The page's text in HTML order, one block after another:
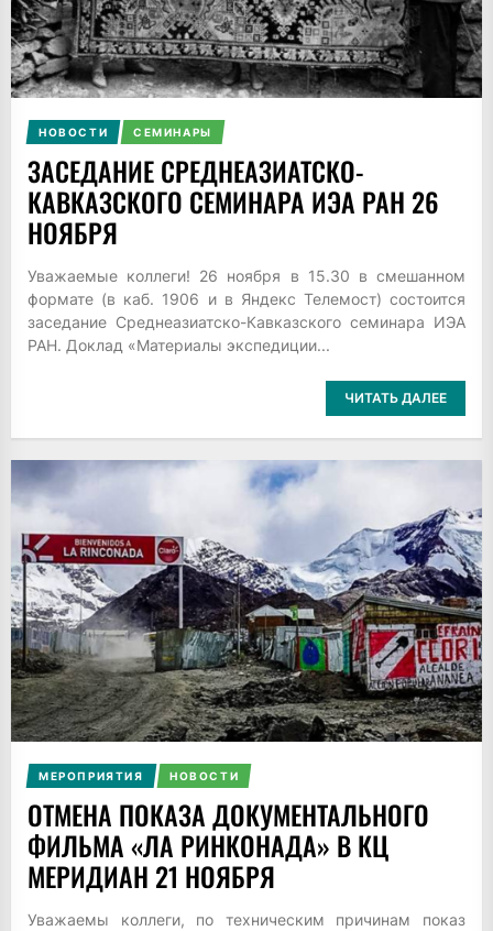
НОВОСТИ СЕМИНАРЫ
ЗАСЕДАНИЕ СРЕДНЕАЗИАТСКО-
КАВКАЗСКОГО СЕМИНАРА ИЭА РАН 26
НОЯБРЯ
Уважаемые коллеги! 26 ноября в 15.30 в смешанном
формате (в каб. 1906 и в Яндекс Телемост) состоится
заседание Среднеазиатско-Кавказского семинара ИЭА
РАН. Доклад «Материалы экспедиции...
ЧИТАТЬ ДАЛЕЕ
МЕРОПРИЯТИЯ НОВОСТИ
ОТМЕНА ПОКАЗА ДОКУМЕНТАЛЬНОГО
ФИЛЬМА «ЛА РИНКОНАДА» В КЦ
МЕРИДИАН 21 НОЯБРЯ
Уважаемы коллеги, по техническим причинам показ